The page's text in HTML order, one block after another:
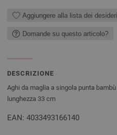
Aggiungere alla lista dei desideri
Domande su questo articolo?
DESCRIZIONE
Aghi da maglia a singola punta
lunghezza 33 cm
EAN: 4033493166140